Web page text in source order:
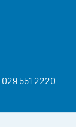
029 551 2220